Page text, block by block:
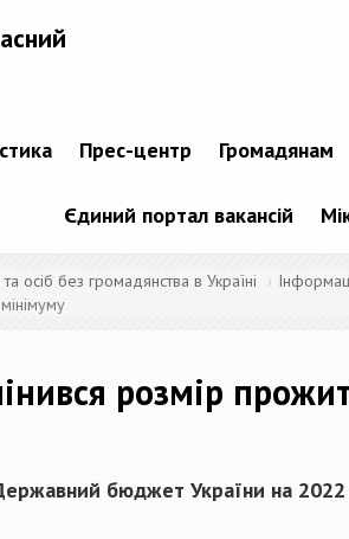
Прес-центр Громадянам
Єдиний портал вакансій
осіб без громадянства в Україні
розмір
бюджет України на 2022